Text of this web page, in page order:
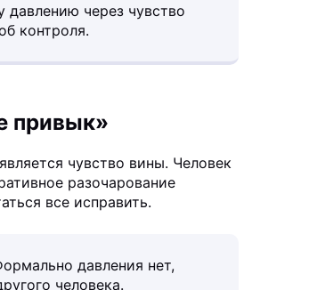
давлению через чувство
контроля.
привык»
чувство вины. Человек
разочарование
все исправить.
давления нет,
человека.